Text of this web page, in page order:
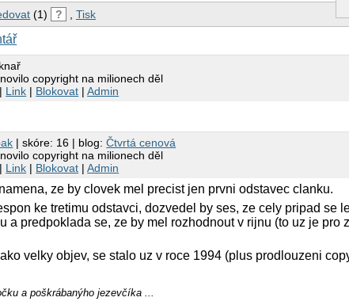
(1) ? Tisk
copyright na milionech děl
| Link | Blokovat |Admin
| skóre: 16 | blog:Čtvrtá cenová
copyright na milionech děl
| Link | Blokovat |Admin
ze by clovek mel precist jen prvni odstavec clanku.
ke tretimu odstavci, dozvedel by ses, ze cely pripad se
a predpoklada se, ze by mel rozhodnout v rijnu (to uz je pro
velky objev, se stalo uz v roce 1994 (plus prodlouzeni
a poškrábanýho jezevčíka ...